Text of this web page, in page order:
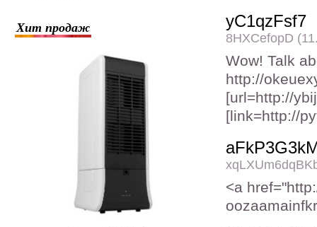
Хит продаж yC1qzFsf7
8HXCefopD
Wow! Talk
http://
[url=http://
[link=http://
<a